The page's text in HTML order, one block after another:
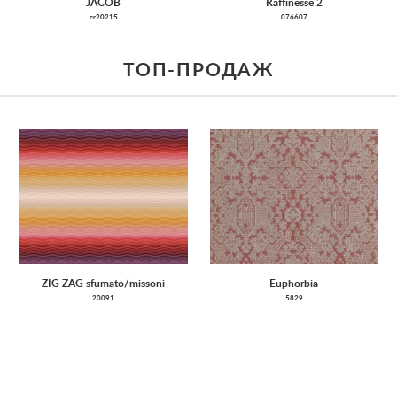
JACOB
cr20215
Raffinesse 2
076607
ТОП-ПРОДАЖ
ZIG ZAG sfumato/missoni
20091
Euphorbia
5829